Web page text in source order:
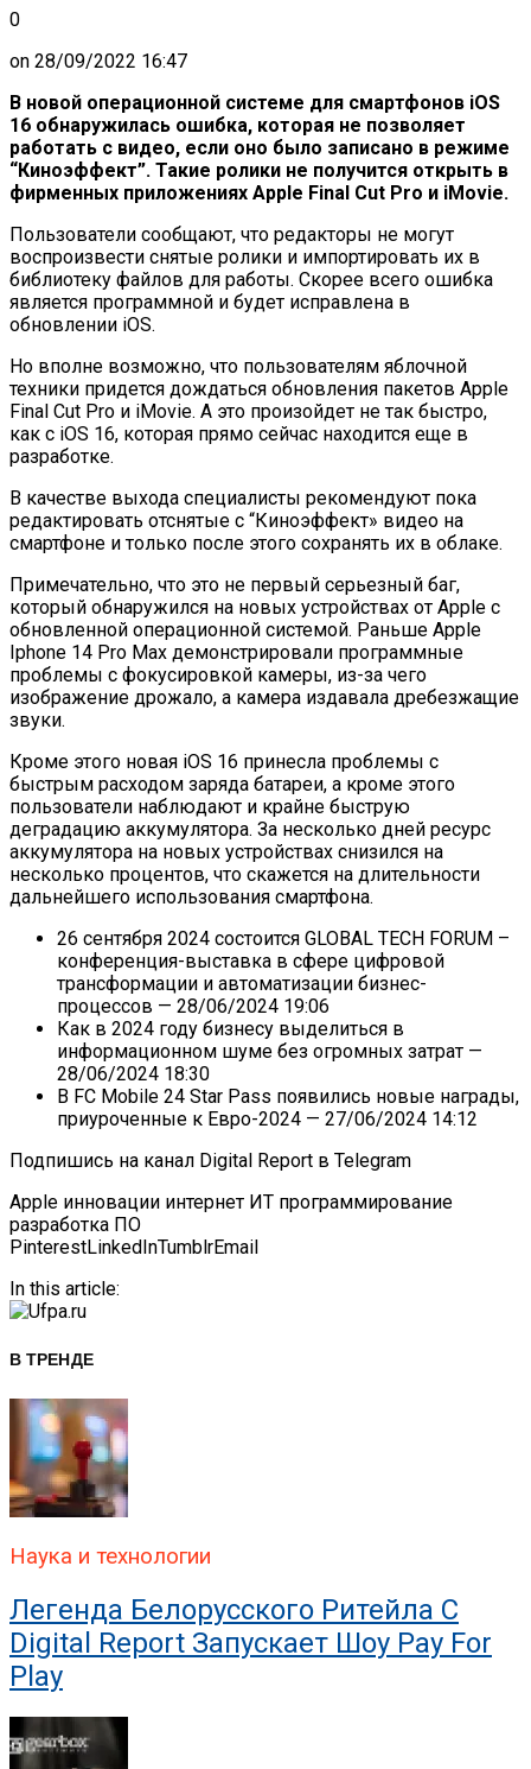
0
on 28/09/2022 16:47
В новой операционной системе для смартфонов iOS
16 обнаружилась ошибка, которая не позволяет
работать с видео, если оно было записано в режиме
“Киноэффект”. Такие ролики не получится открыть в
фирменных приложениях Apple Final Cut Pro и iMovie.
Пользователи сообщают, что редакторы не могут
воспроизвести снятые ролики и импортировать их в
библиотеку файлов для работы. Скорее всего ошибка
является программной и будет исправлена в
обновлении iOS.
Но вполне возможно, что пользователям яблочной
техники придется дождаться обновления пакетов Apple
Final Cut Pro и iMovie. А это произойдет не так быстро,
как с iOS 16, которая прямо сейчас находится еще в
разработке.
В качестве выхода специалисты рекомендуют пока
редактировать отснятые с “Киноэффект» видео на
смартфоне и только после этого сохранять их в облаке.
Примечательно, что это не первый серьезный баг,
который обнаружился на новых устройствах от Apple с
обновленной операционной системой. Раньше Apple
Iphone 14 Pro Max демонстрировали программные
проблемы с фокусировкой камеры, из-за чего
изображение дрожало, а камера издавала дребезжащие
звуки.
Кроме этого новая iOS 16 принесла проблемы с
быстрым расходом заряда батареи, а кроме этого
пользователи наблюдают и крайне быструю
деградацию аккумулятора. За несколько дней ресурс
аккумулятора на новых устройствах снизился на
несколько процентов, что скажется на длительности
дальнейшего использования смартфона.
26 сентября 2024 состоится GLOBAL TECH FORUM –
конференция-выставка в сфере цифровой
трансформации и автоматизации бизнес-
процессов — 28/06/2024 19:06
Как в 2024 году бизнесу выделиться в
информационном шуме без огромных затрат —
28/06/2024 18:30
В FC Mobile 24 Star Pass появились новые награды,
приуроченные к Евро-2024 — 27/06/2024 14:12
Подпишись на канал Digital Report в Telegram
Apple инновации интернет ИТ программирование
разработка ПО
PinterestLinkedInTumblrEmail
In this article:
В ТРЕНДЕ
Наука и технологии
Легенда Белорусского Ритейла C
Digital Report Запускает Шоу Pay For
Play